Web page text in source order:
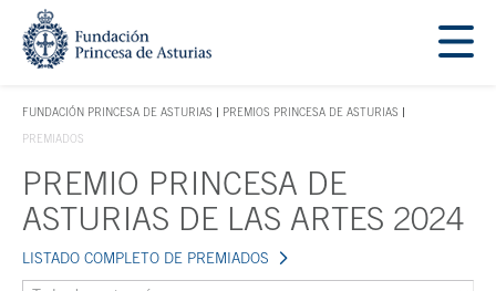
Saltar navegación. Ir directamente al contenido principal
FUNDACIÓN PRINCESA DE ASTURIAS
TECLA DE ACCESO 1
PREMIOS PRINCESA DE ASTURIAS
PREMIADOS
Contenido principal
PREMIO PRINCESA DE
ASTURIAS DE LAS ARTES 2024
LISTADO COMPLETO DE PREMIADOS